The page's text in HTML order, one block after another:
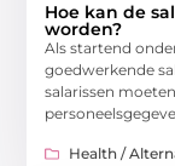
Hoe kan de
worden?
Als startend
goedwerkende
salarissen
Health /